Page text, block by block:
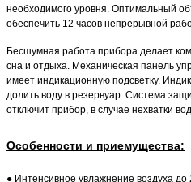
необходимого уровня. Оптимальный
обеспечить 12 часов непрерывной
Бесшумная работа прибора делает
сна и отдыха. Механическая панель
имеет индикационную подсветку.
долить воду в резервуар. Система
отключит прибор, в случае нехватки
Особенности и приемущества:
● Интенсивное увлажнение воздуха до